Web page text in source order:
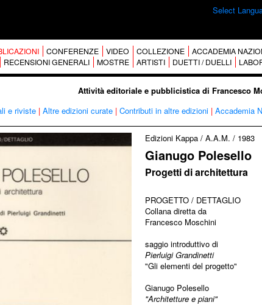
Select
CONFERENZE VIDEO COLLEZIONE ACCADEMIA
RECENSIONI GENERALI MOSTRE ARTISTI DUETTI / DUELLI
Attività editoriale e pubblicistica di Francesco
e riviste | Altre edizioni curate | Contributi in altre edizioni | Accademia
Edizioni Kappa / A.A.M. / 1983
Gianugo Polesello
Progetti di architettura
PROGETTO / DETTAGLIO
Collana diretta da
Francesco Moschini
saggio introduttivo di
Pierluigi Grandinetti
"Gli elementi del progetto"
Gianugo Polesello
"Architetture e piani"